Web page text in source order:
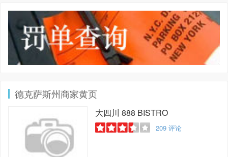
德克萨斯州商家黄页
大四川 888 BISTRO
209评论